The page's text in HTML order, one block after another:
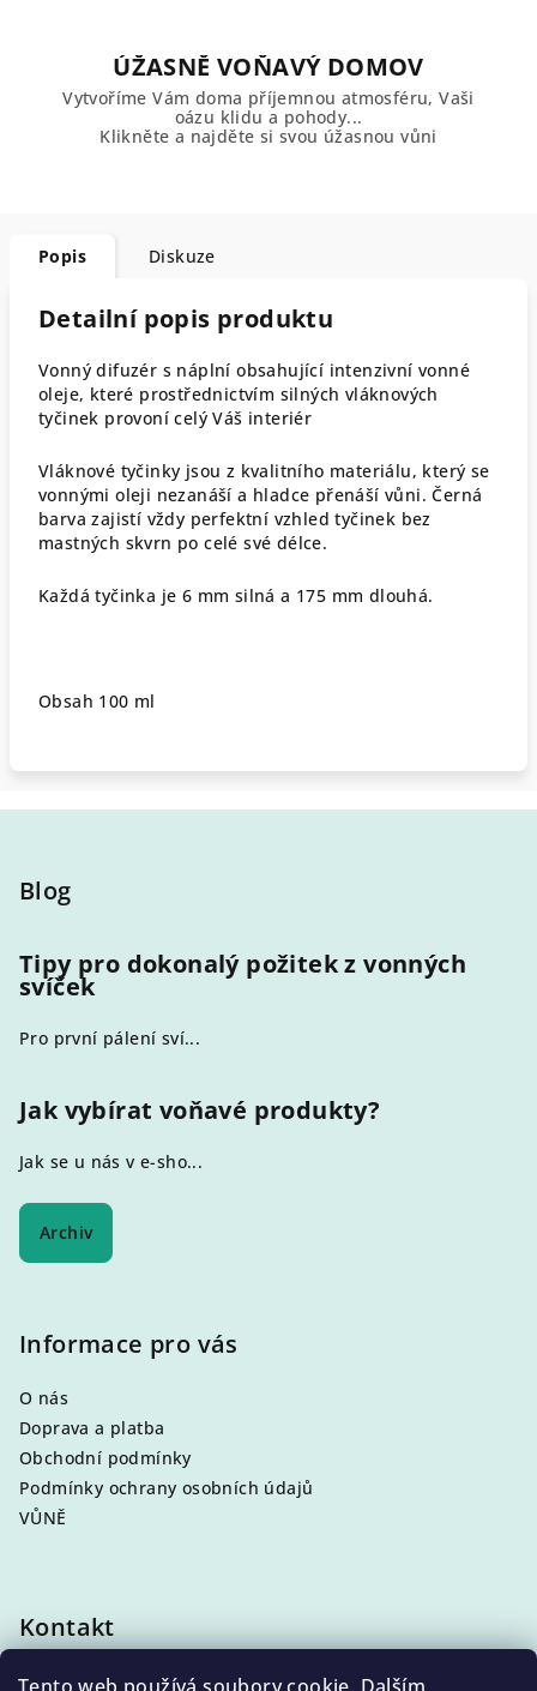
ÚŽASNĚ VOŇAVÝ DOMOV
Vytvoříme Vám doma příjemnou atmosféru, Vaši
oázu klidu a pohody...
Klikněte a najděte si svou úžasnou vůni
Popis Diskuze
Detailní popis produktu
Vonný difuzér s náplní obsahující intenzivní vonné
oleje, které prostřednictvím silných vláknových
tyčinek provoní celý Váš interiér
Vláknové tyčinky jsou z kvalitního materiálu, který se
vonnými oleji nezanáší a hladce přenáší vůni. Černá
barva zajistí vždy perfektní vzhled tyčinek bez
mastných skvrn po celé své délce.
Každá tyčinka je 6 mm silná a 175 mm dlouhá.
Obsah 100 ml
Blog
Tipy pro dokonalý požitek z vonných
svíček
Pro první pálení sví...
Jak vybírat voňavé produkty?
Jak se u nás v e-sho...
Archiv
Informace pro vás
O nás
Doprava a platba
Obchodní podmínky
Podmínky ochrany osobních údajů
VŮNĚ
Kontakt
info@eleni.cz